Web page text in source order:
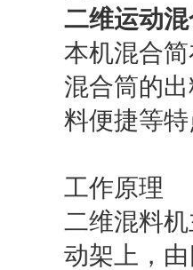
二维运动
本机混合
混合筒的
料便捷等
工作原理
二维混料
动架上，